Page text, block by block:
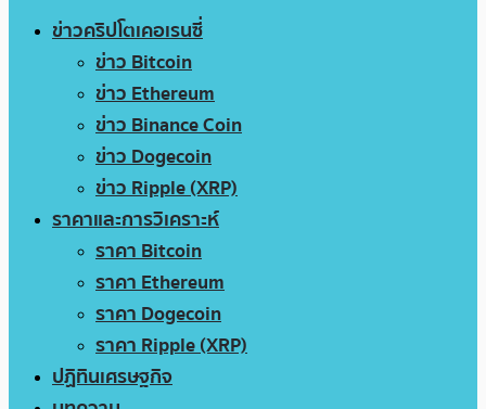
ข่าวคริปโตเคอเรนซี่
ข่าว Bitcoin
ข่าว Ethereum
ข่าว Binance Coin
ข่าว Dogecoin
ข่าว Ripple (XRP)
ราคาและการวิเคราะห์
ราคา Bitcoin
ราคา Ethereum
ราคา Dogecoin
ราคา Ripple (XRP)
ปฏิทินเศรษฐกิจ